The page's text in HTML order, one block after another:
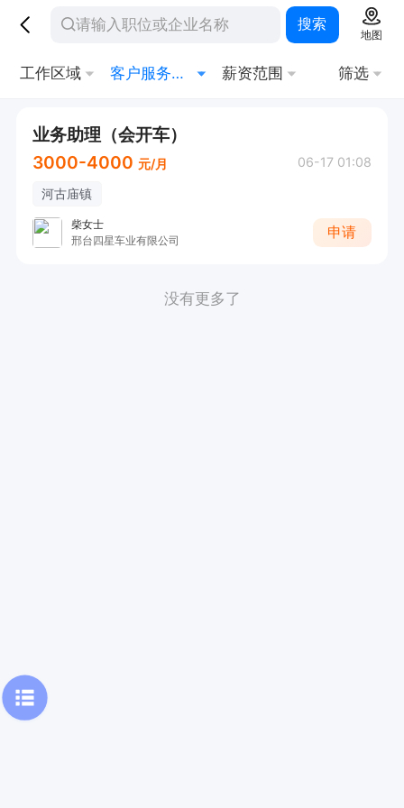
搜索
地图
工作区域 客户服务经理 薪资范围 筛选
业务助理（会开车）
3000-4000 元/月 06-17 01:08
河古庙镇
柴女士
邢台四星车业有限公司
申请
没有更多了